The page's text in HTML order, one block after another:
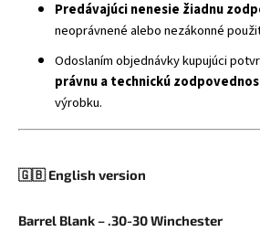
Predávajúci nenesie žiadnu
neoprávnené alebo nezákonné
Odoslaním objednávky kupujúci
právnu a technickú
výrobku.
🇬🇧 English version
Barrel Blank – .30-30 Winchester